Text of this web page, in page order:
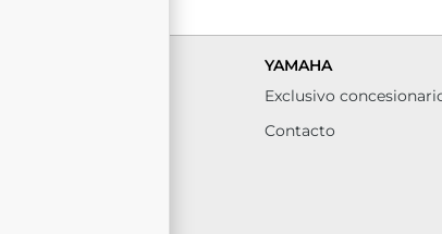
YAMAHA
Exclusivo
Contacto